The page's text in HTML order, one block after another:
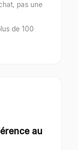
pas une
de 100
au